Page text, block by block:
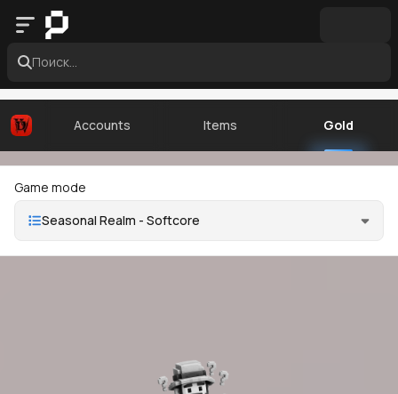
Поиск...
Accounts Items Gold
Game mode
Seasonal Realm - Softcore